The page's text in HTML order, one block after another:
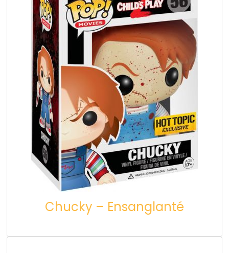
Chucky – Ensanglanté